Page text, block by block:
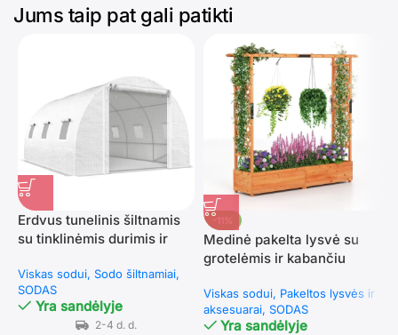
Jums taip pat gali patikti
Erdvus tunelinis šiltnamis
su tinklinėmis durimis ir
Viskas sodui Sodo šiltnamiai
SODAS
Yra sandėlyje
-11%
Medinė pakelta lysvė su
grotelėmis ir kabančiu
Viskas sodui Pakeltos lysvės ir
aksesuarai SODAS
Yra sandėlyje